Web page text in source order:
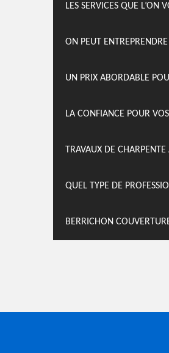
LES SERVICES QUE L’ON
ON PEUT
UN PRIX ABORDABLE
LA CONFIANCE POUR
TRAVAUX DE
QUEL TYPE DE
BERRICHON